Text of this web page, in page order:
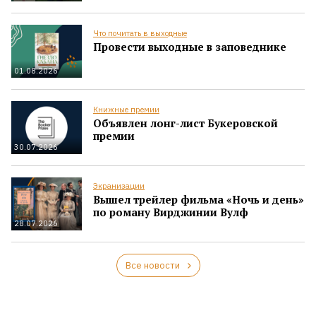
01.08.2026
Что почитать в выходные
Провести выходные в заповеднике
30.07.2026
Книжные премии
Объявлен лонг-лист Букеровской
премии
28.07.2026
Экранизации
Вышел трейлер фильма «Ночь и день»
по роману Вирджинии Вулф
Все новости